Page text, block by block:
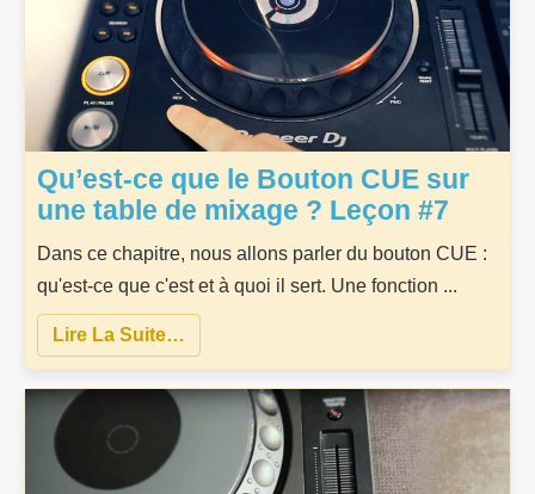
Qu’est-ce que le Bouton CUE sur
une table de mixage ? Leçon #7
Dans ce chapitre, nous allons parler du bouton CUE :
qu'est-ce que c'est et à quoi il sert. Une fonction ...
Lire La Suite…